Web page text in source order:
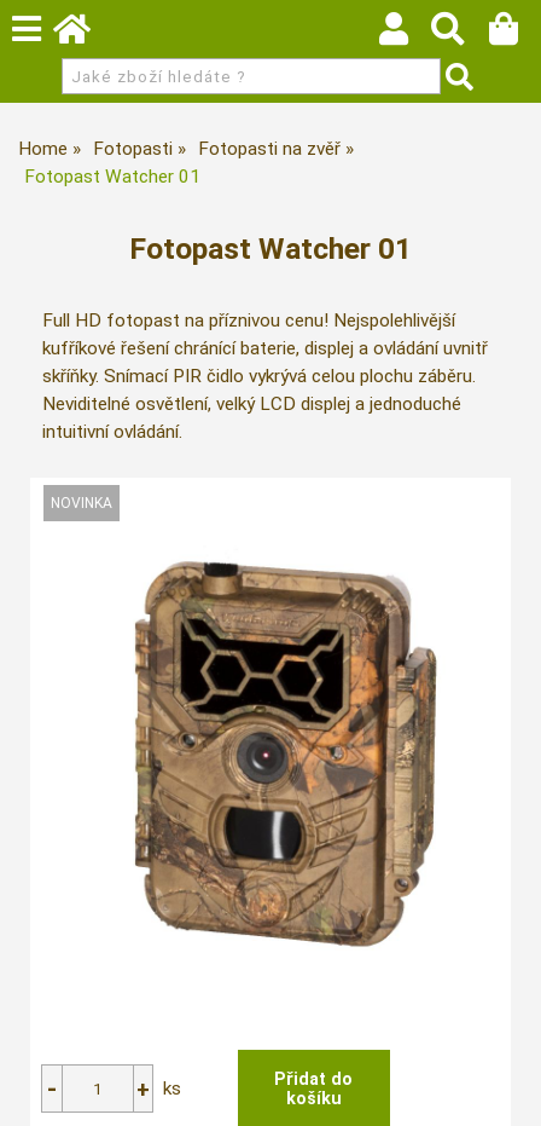
Home Fotopasti
Fotopasti na zvěř
Fotopast Watcher 01
Fotopast Watcher 01
Full HD fotopast na příznivou cenu! Nejspolehlivější
kufříkové řešení chránící baterie, displej a ovládání uvnitř
skříňky. Snímací PIR čidlo vykrývá celou plochu záběru.
Neviditelné osvětlení, velký LCD displej a jednoduché
intuitivní ovládání.
ks